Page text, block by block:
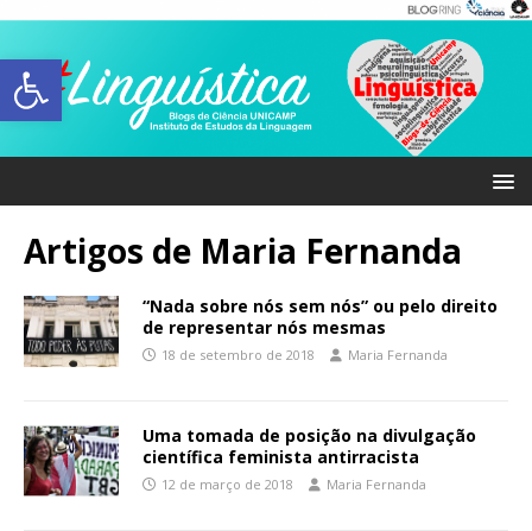
Abrir a barra de ferramentas
Artigos de Maria Fernanda
“Nada sobre nós sem nós” ou pelo direito
de representar nós mesmas
18 de setembro de 2018 Maria Fernanda
Uma tomada de posição na divulgação
científica feminista antirracista
12 de março de 2018 Maria Fernanda